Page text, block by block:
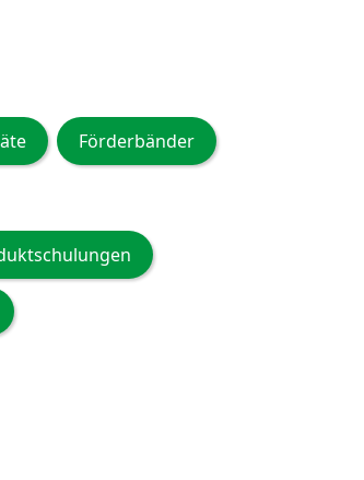
Förderbänder